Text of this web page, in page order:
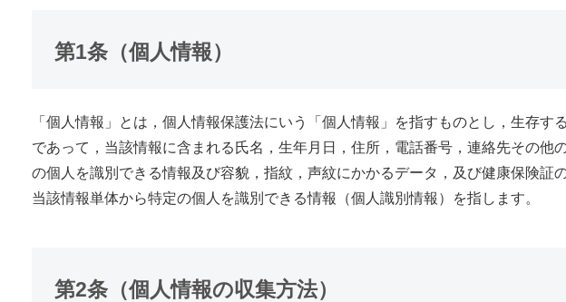
第1条（個人情報）
「個人情報」とは，個人情報保護法にいう「個人情報」を指すものとし，生存す
であって，当該情報に含まれる氏名，生年月日，住所，電話番号，連絡先その他
の個人を識別できる情報及び容貌，指紋，声紋にかかるデータ，及び健康保険証
当該情報単体から特定の個人を識別できる情報（個人識別情報）を指します。
第2条（個人情報の収集方法）